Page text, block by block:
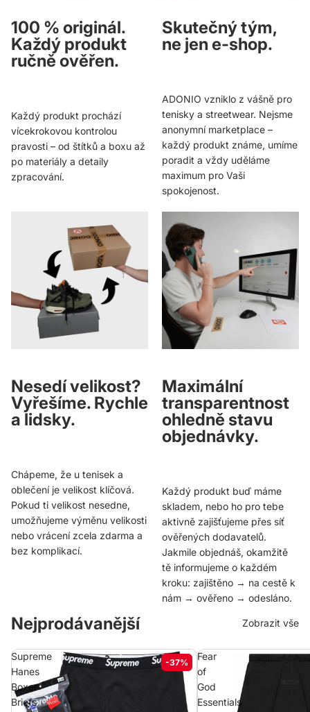
100 % originál.
Každý produkt
ručně ověřen.
Každý produkt prochází
vícekrokovou kontrolou
pravosti – od štítků a boxu až
po materiály a detaily
zpracování.
Skutečný tým,
ne jen e-shop.
ADONIO vzniklo z vášně pro
tenisky a streetwear. Nejsme
anonymní marketplace –
každý produkt známe, umíme
poradit a vždy uděláme
maximum pro Vaši
spokojenost.
Nesedí velikost?
Vyřešíme. Rychle
a lidsky.
Chápeme, že u tenisek a
oblečení je velikost klíčová.
Pokud ti velikost nesedne,
umožňujeme výměnu velikosti
nebo vrácení zcela zdarma a
bez komplikací.
Maximální
transparentnost
ohledně stavu
objednávky.
Každý produkt buď máme
skladem, nebo ho pro tebe
aktivně zajišťujeme přes síť
ověřených dodavatelů.
Jakmile objednáš, okamžitě
tě informujeme o každém
kroku: zajištěno → na cestě k
nám → ověřeno → odesláno.
Nejprodávanější Zobrazit vše
Supreme
Hanes
Boxer
Briefs
-37%
Fear
of
God
Essentials